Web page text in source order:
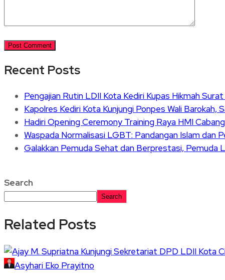
Recent Posts
Pengajian Rutin LDII Kota Kediri Kupas Hikmah
Kapolres Kediri Kota Kunjungi Ponpes Wali Barokah,
Hadiri Opening Ceremony Training Raya HMI
Waspada Normalisasi LGBT: Pandangan Islam dan
Galakkan Pemuda Sehat dan Berprestasi, Pemuda
Search
Search
Related Posts
Asyhari Eko Prayitno